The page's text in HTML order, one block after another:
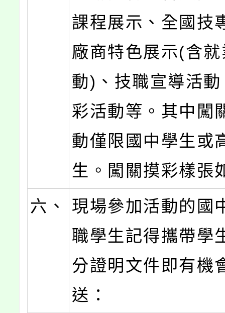
課程展示、全國技
廠商特色展示(含
動)、技職宣導活
彩活動等。其中闖
動僅限國中學生或
生。闖關摸彩樣張
六、
現場參加活動的國
職學生記得攜帶學
分證明文件即有機
送：